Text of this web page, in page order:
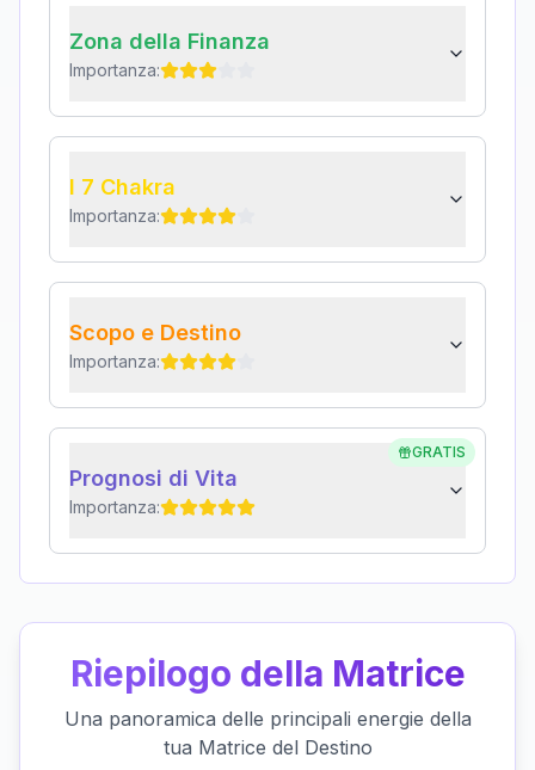
Zona della Finanza
Importanza:
I 7 Chakra
Importanza:
Scopo e Destino
Importanza:
GRATIS
Prognosi di Vita
Importanza:
Riepilogo della Matrice
Una panoramica delle principali energie della
tua Matrice del Destino